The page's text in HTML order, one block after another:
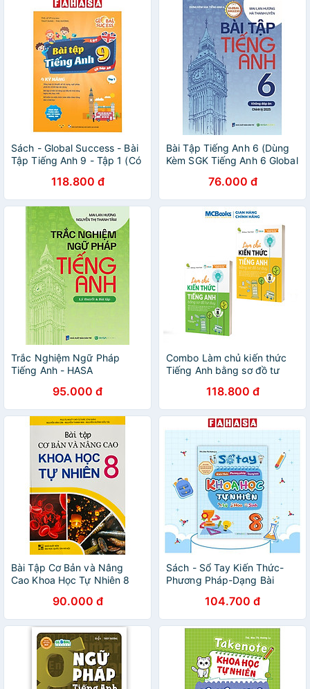
Sách - Global Success - Bài
Tập Tiếng Anh 9 - Tập 1 (Có
118.800 đ
Bài Tập Tiếng Anh 6 (Dùng
Kèm SGK Tiếng Anh 6 Global
76.000 đ
Trắc Nghiệm Ngữ Pháp
Tiếng Anh - HASA
95.000 đ
Combo Làm chủ kiến thức
Tiếng Anh bằng sơ đồ tư
118.800 đ
Bài Tập Cơ Bản và Nâng
Cao Khoa Học Tự Nhiên 8
90.000 đ
Sách - Sổ Tay Kiến Thức-
Phương Pháp-Dạng Bài
Sinh Lớp 8104.700 đ